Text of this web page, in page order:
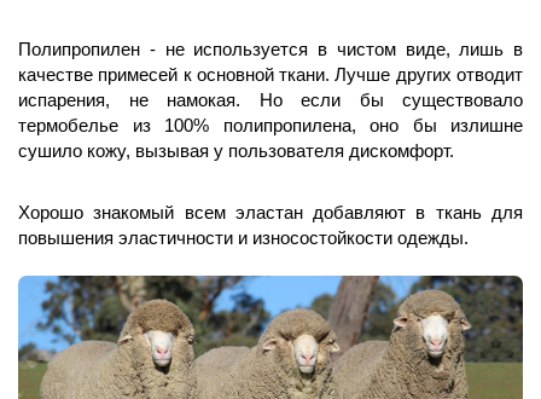
Полипропилен - не используется в чистом виде, лишь в
качестве примесей к основной ткани. Лучше других отводит
испарения, не намокая. Но если бы существовало
термобелье из 100% полипропилена, оно бы излишне
сушило кожу, вызывая у пользователя дискомфорт.
Хорошо знакомый всем эластан добавляют в ткань для
повышения эластичности и износостойкости одежды.